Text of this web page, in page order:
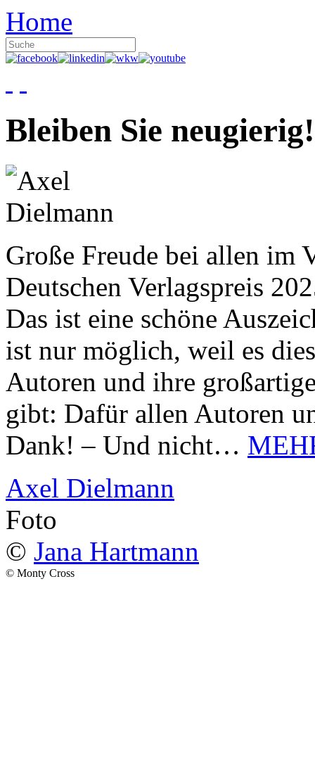
Home
Bleiben Sie neugierig!
Große Freude bei allen im
Deutschen Verlagspreis
Das ist eine schöne
ist nur möglich, weil es
Autoren und ihre
gibt: Dafür allen Autoren
Dank! – Und nicht…
Axel Dielmann
Foto
© Jana Hartmann
© Monty Cross